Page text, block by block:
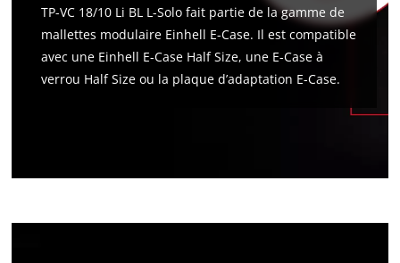
TP-VC 18/10 Li BL L-Solo fait partie de la gamme de
mallettes modulaire Einhell E-Case. Il est compatible
avec une Einhell E-Case Half Size, une E-Case à
verrou Half Size ou la plaque d’adaptation E-Case.